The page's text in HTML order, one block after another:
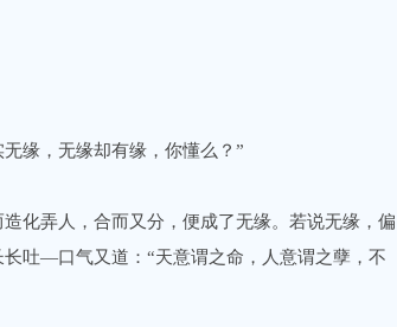
，无缘却有缘，你懂么？”
弄人，合而又分，便成了无缘。若说无缘，偏
吐—口气又道：“天意谓之命，人意谓之孽，不